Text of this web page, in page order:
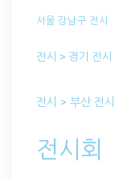
서울 강남구 전시
전시 > 경기 전시
전시 > 부산 전시
전시회